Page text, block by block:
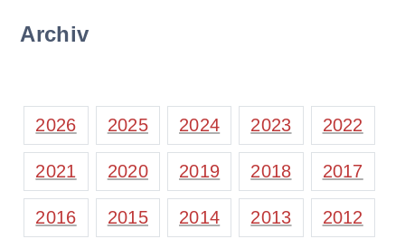
Archiv
2026 2025 2024 2023 2022
2021 2020 2019 2018 2017
2016 2015 2014 2013 2012